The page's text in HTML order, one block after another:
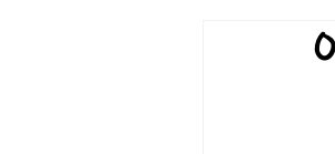
ファンタジ